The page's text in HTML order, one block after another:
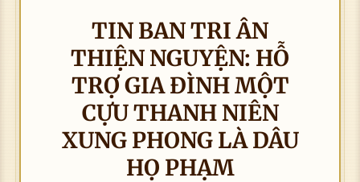
TIN BAN TRI ÂN
THIỆN NGUYỆN: HỖ
TRỢ GIA ĐÌNH MỘT
CỰU THANH NIÊN
XUNG PHONG LÀ DÂU
HỌ PHẠM